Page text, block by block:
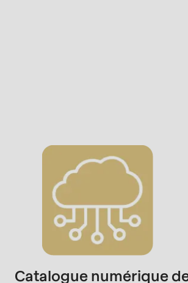
Catalogue numérique